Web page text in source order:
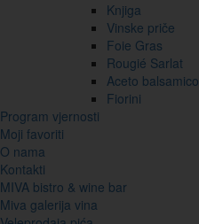
Knjiga
Vinske priče
Foie Gras
Rougié Sarlat
Aceto balsamico
Fiorini
Program vjernosti
Moji favoriti
O nama
Kontakti
MIVA bistro & wine bar
Miva galerija vina